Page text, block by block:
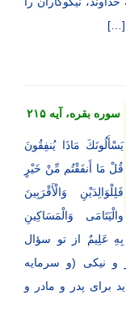
[…]
سوره بقره، آیه ۲۱۵
يَسْأَلُونَكَ مَاذَا يُنفِقُونَ
قُلْ مَا أَنفَقْتُم مِّنْ خَيْرٍ
فَلِلْوَالِدَيْنِ وَالْأَقْرَبِينَ
والْيَتَامَى وَالْمَسَاكِينِ
بِهِ عَلِيمٌ از تو سؤال
و نیکی (و سرمایه
برای پدر و مادر و